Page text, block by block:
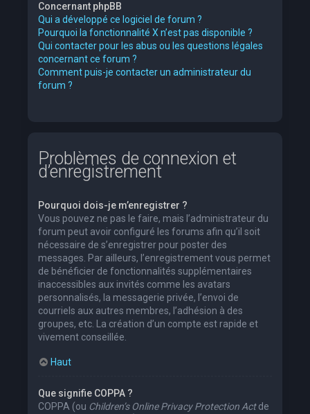
Concernant phpBB
Qui a développé ce logiciel de forum ?
Pourquoi la fonctionnalité X n’est pas disponible ?
Qui contacter pour les abus ou les questions légales
concernant ce forum ?
Comment puis-je contacter un administrateur du
forum ?
Problèmes de connexion et
d’enregistrement
Pourquoi dois-je m’enregistrer ?
Vous pouvez ne pas le faire, mais l’administrateur du
forum peut avoir configuré les forums afin qu’il soit
nécessaire de s’enregistrer pour poster des
messages. Par ailleurs, l’enregistrement vous permet
de bénéficier de fonctionnalités supplémentaires
inaccessibles aux invités comme les avatars
personnalisés, la messagerie privée, l’envoi de
courriels aux autres membres, l’adhésion à des
groupes, etc. La création d’un compte est rapide et
vivement conseillée.
Haut
Que signifie COPPA ?
COPPA (ou Children’s Online Privacy Protection Actde